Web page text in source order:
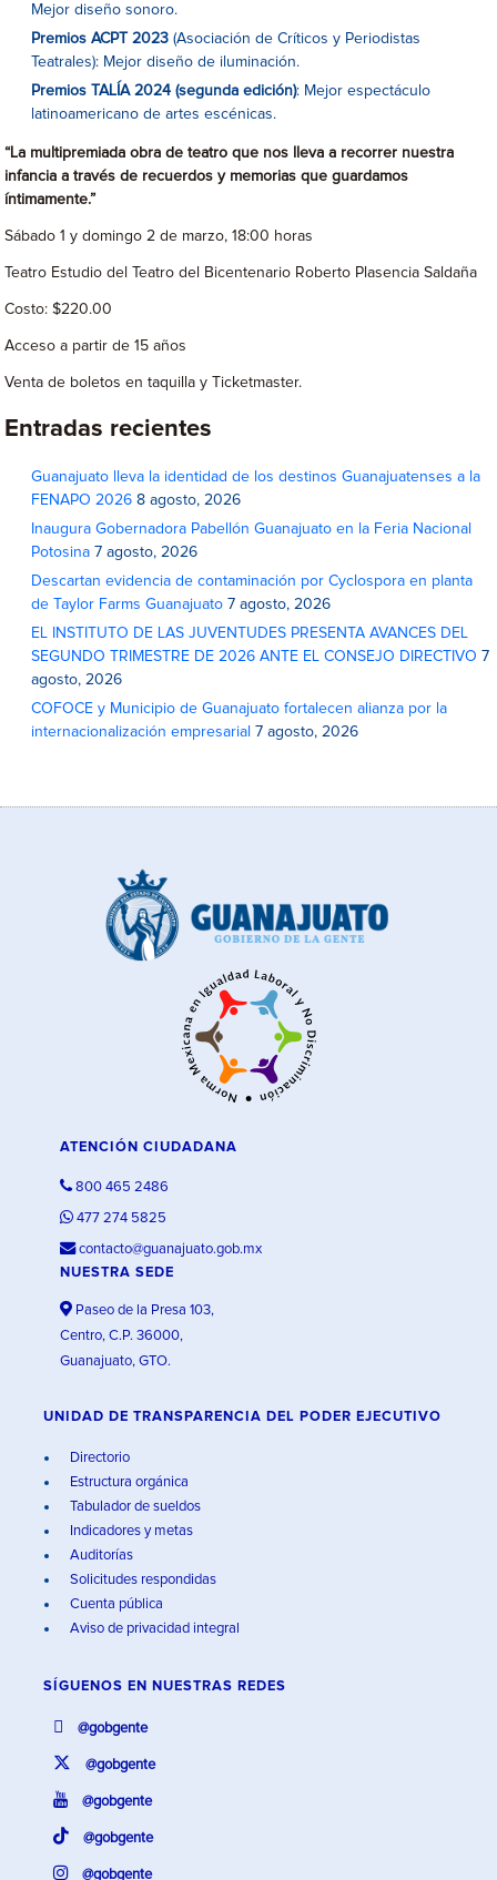
Mejor diseño sonoro.
Premios ACPT 2023 (Asociación de Críticos y Periodistas
Teatrales): Mejor diseño de iluminación.
Premios TALÍA 2024 (segunda edición): Mejor espectáculo
latinoamericano de artes escénicas.
“La multipremiada obra de teatro que nos lleva a recorrer nuestra
infancia a través de recuerdos y memorias que guardamos
íntimamente.”
Sábado 1 y domingo 2 de marzo, 18:00 horas
Teatro Estudio del Teatro del Bicentenario Roberto Plasencia Saldaña
Costo: $220.00
Acceso a partir de 15 años
Venta de boletos en taquilla y Ticketmaster.
Entradas recientes
Guanajuato lleva la identidad de los destinos Guanajuatenses a la
FENAPO 2026 8 agosto, 2026
Inaugura Gobernadora Pabellón Guanajuato en la Feria Nacional
Potosina 7 agosto, 2026
Descartan evidencia de contaminación por Cyclospora en planta
de Taylor Farms Guanajuato 7 agosto, 2026
EL INSTITUTO DE LAS JUVENTUDES PRESENTA AVANCES DEL
SEGUNDO TRIMESTRE DE 2026 ANTE EL CONSEJO DIRECTIVO 7
agosto, 2026
COFOCE y Municipio de Guanajuato fortalecen alianza por la
internacionalización empresarial 7 agosto, 2026
ATENCIÓN CIUDADANA
800 465 2486
477 274 5825
contacto@guanajuato.gob.mx
NUESTRA SEDE
Paseo de la Presa 103,
Centro, C.P. 36000,
Guanajuato, GTO.
UNIDAD DE TRANSPARENCIA DEL PODER EJECUTIVO
Directorio
Estructura orgánica
Tabulador de sueldos
Indicadores y metas
Auditorías
Solicitudes respondidas
Cuenta pública
Aviso de privacidad integral
SÍGUENOS EN NUESTRAS REDES
@gobgente
@gobgente
@gobgente
@gobgente
@gobgente